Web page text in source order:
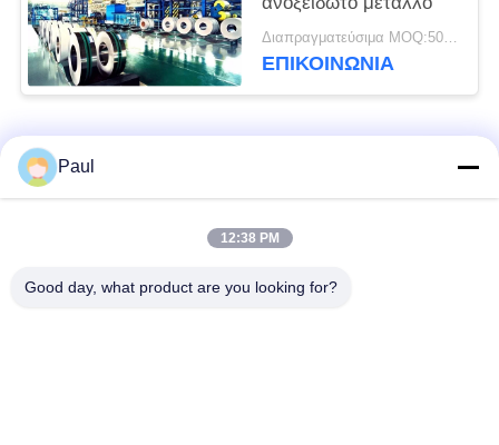
Διαπραγματεύσιμα MOQ:500 κλ
ΕΠΙΚΟΙΝΩΝΊΑ
Λαϊκή κατηγορία
Σκληραίνοντας
Paul
12:38 PM
Good day, what product are you looking for?